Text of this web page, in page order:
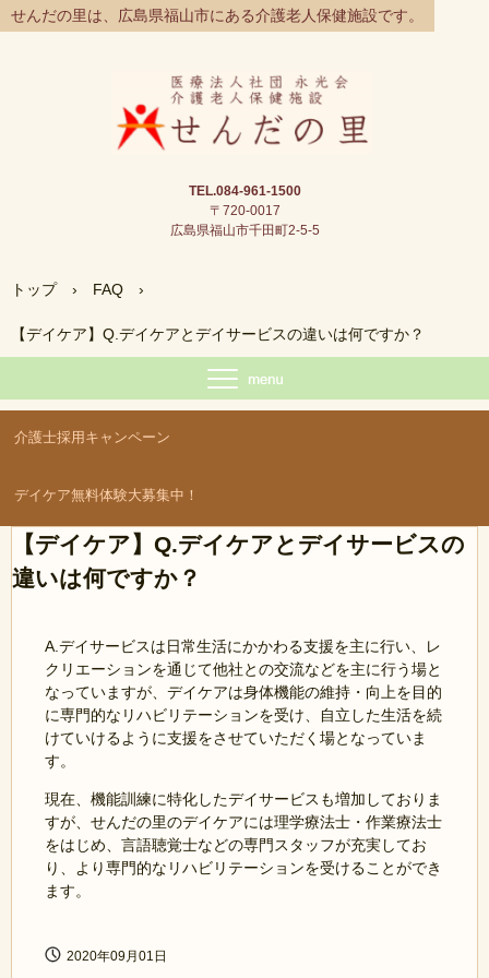
せんだの里は、広島県福山市にある介護老人保健施設です。
TEL.084-961-1500
〒720-0017
広島県福山市千田町2-5-5
トップ › FAQ ›
【デイケア】Q.デイケアとデイサービスの違いは何ですか？
介護士採用キャンペーン
デイケア無料体験大募集中！
【デイケア】Q.デイケアとデイサービスの
違いは何ですか？
A.デイサービスは日常生活にかかわる支援を主に行い、レ
クリエーションを通じて他社との交流などを主に行う場と
なっていますが、デイケアは身体機能の維持・向上を目的
に専門的なリハビリテーションを受け、自立した生活を続
けていけるように支援をさせていただく場となっていま
す。
現在、機能訓練に特化したデイサービスも増加しておりま
すが、せんだの里のデイケアには理学療法士・作業療法士
をはじめ、言語聴覚士などの専門スタッフが充実してお
り、より専門的なリハビリテーションを受けることができ
ます。
2020年09月01日